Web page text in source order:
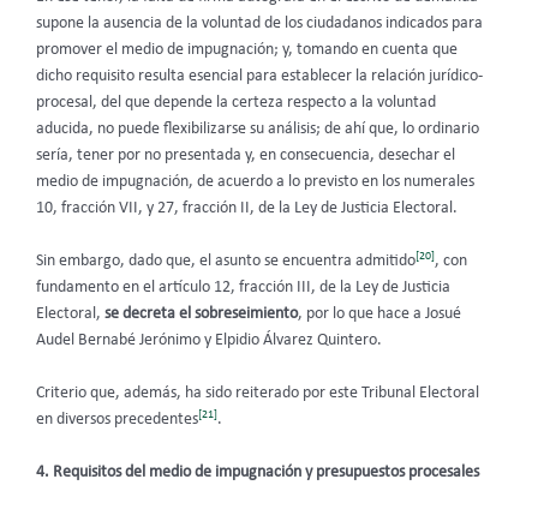
supone la ausencia de la voluntad de los ciudadanos indicados para
promover el medio de impugnación; y, tomando en cuenta que
dicho requisito resulta esencial para establecer la relación jurídico-
procesal, del que depende la certeza respecto a la voluntad
aducida, no puede flexibilizarse su análisis; de ahí que, lo ordinario
sería, tener por no presentada y, en consecuencia, desechar el
medio de impugnación, de acuerdo a lo previsto en los numerales
10, fracción VII, y 27, fracción II, de la Ley de Justicia Electoral.
Sin embargo, dado que, el asunto se encuentra admitido[20], con
fundamento en el artículo 12, fracción III, de la Ley de Justicia
Electoral, se decreta el sobreseimiento, por lo que hace a Josué
Audel Bernabé Jerónimo y Elpidio Álvarez Quintero.
Criterio que, además, ha sido reiterado por este Tribunal Electoral
en diversos precedentes[21].
4. Requisitos del medio de impugnación y presupuestos procesales